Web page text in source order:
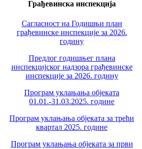
Грађевинска инспекција
Сагласност на Годишњи план
грађевинске инспекције за 2026.
годину
Предлог годишњег плана
инспекцијског надзора грађевинске
инспекције за 2026. годину
Програм уклањања објеката
01.01.-31.03.2025. године
Програм уклањања објеката за трећи
квартал 2025. године
Програм уклањања објеката за први